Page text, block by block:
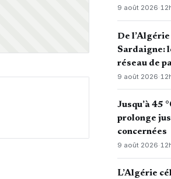
9 août 2026·
De
Sardaigne:
réseau de
9 août 2026·
Jusqu’à 45
prolonge
concernées
9 août 2026·
L’Algérie